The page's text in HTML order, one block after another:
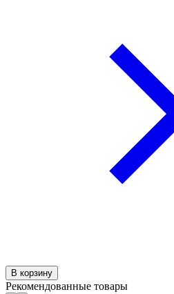
В корзину
Рекомендованные товары